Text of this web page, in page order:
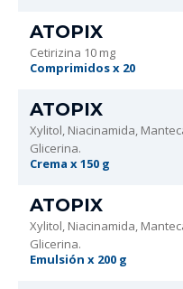
ATOPIX
Cetirizina 10 mg
Comprimidos x 20
ATOPIX
Xylitol, Niacinamida,
Glicerina.
Crema x 150 g
ATOPIX
Xylitol, Niacinamida,
Glicerina.
Emulsión x 200 g